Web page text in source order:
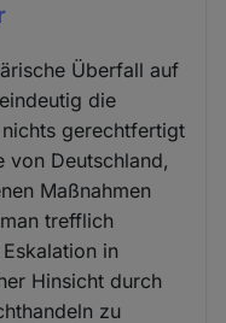
Überfall auf
die
gerechtfertigt
von Deutschland,
Maßnahmen
trefflich
in
Hinsicht durch
zu